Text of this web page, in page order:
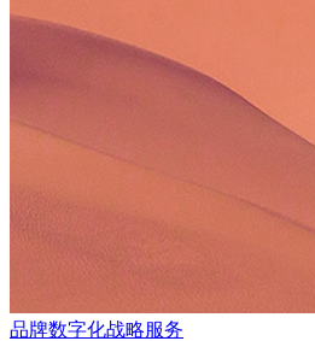
品牌数字化战略服务